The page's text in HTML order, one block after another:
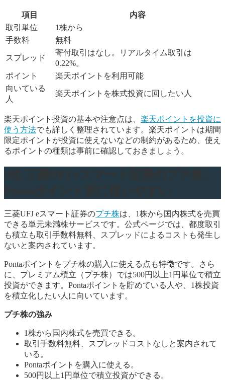
項目
内容
取引単位
1株から
手数料
無料
スプレッド
寄付取引はなし。リアルタイム取引は
0.22%。
ポイント
楽天ポイントを利用可能
向いている
人
楽天ポイントを株式投資に回したい人
楽天ポイント投資の基本や注意点は、 楽天ポイントを投資に
使う方法でも詳しく整理されています。楽天ポイントは期間
限定ポイントが投資に使えないなどの制約があるため、使え
るポイントの種類は事前に確認しておきましょう。
三菱UFJ eスマート証券のプチ株は、1株から国内株式を売買
できる単元未満株サービスです。公式ページでは、都度取引
も積立も取引手数料無料、スプレッドによるコストも発生し
ないと案内されています。
Pontaポイントをプチ株の購入に使える点も特徴です。さら
に、プレミアム積立（プチ株）では500円以上1円単位で積立
投資ができます。Pontaポイントを貯めている人や、1株投資
を積立化したい人に向いています。
プチ株の強み
1株から国内株式を売買できる。
取引手数料無料、スプレッドコストなしと案内されて
いる。
Pontaポイントを購入に使える。
500円以上1円単位で積立投資ができる。